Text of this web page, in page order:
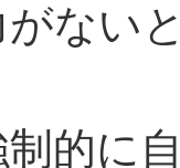
ない
的に